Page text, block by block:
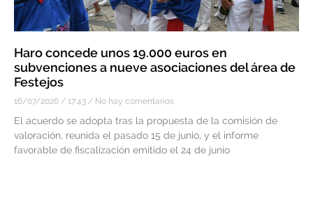
Haro concede unos 19.000 euros en
subvenciones a nueve asociaciones del área de
Festejos
16/07/2026 17:43 No hay comentarios
El acuerdo se adopta tras la propuesta de la comisión de
valoración, reunida el pasado 15 de junio, y el informe
favorable de fiscalización emitido el 24 de junio